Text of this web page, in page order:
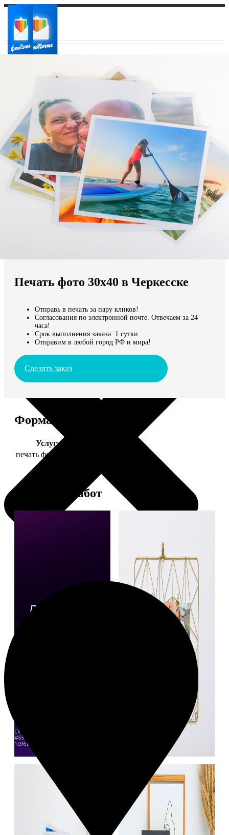
Ваш регион доставки
Выберите из списка:
Мы доставляем по всему миру
Продолжить без города
Печать фото 30х40 в Черкесске
Отправь в печать за пару кликов!
Согласования по электронной почте. Отвечаем за 24
часа!
Срок выполнения заказа: 1 сутки
Отправим в любой город РФ и мира!
Сделать заказ
Форматы и цены
Услуга
печать фото 30х40
Примеры работ